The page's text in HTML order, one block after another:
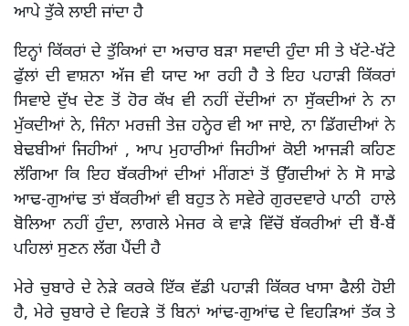
ਆਪੇ ਤੁੱਕੇ ਲਾਈ ਜਾਂਦਾ ਹੈ
ਇਨ੍ਹਾਂ ਕਿੱਕਰਾਂ ਦੇ ਤੁੱਕਿਆਂ ਦਾ ਅਚਾਰ ਬੜਾ ਸਵਾਦੀ ਹੁੰਦਾ ਸੀ ਤੇ ਖੱਟੇ-ਖੱਟੇ
ਫੁੱਲਾਂ ਦੀ ਵਾਸ਼ਨਾ ਅੱਜ ਵੀ ਯਾਦ ਆ ਰਹੀ ਹੈ ਤੇ ਇਹ ਪਹਾੜੀ ਕਿੱਕਰਾਂ
ਸਿਵਾਏ ਦੁੱਖ ਦੇਣ ਤੋਂ ਹੋਰ ਕੱਖ ਵੀ ਨਹੀਂ ਦੇਂਦੀਆਂ ਨਾ ਸੁੱਕਦੀਆਂ ਨੇ ਨਾ
ਮੁੱਕਦੀਆਂ ਨੇ, ਜਿੰਨਾ ਮਰਜ਼ੀ ਤੇਜ਼ ਹਨ੍ਹੇਰ ਵੀ ਆ ਜਾਏ, ਨਾ ਡਿੱਗਦੀਆਂ ਨੇ
ਬੇਢਬੀਆਂ ਜਿਹੀਆਂ , ਆਪ ਮੁਹਾਰੀਆਂ ਜਿਹੀਆਂ ਕੋਈ ਆਜੜੀ ਕਹਿਣ
ਲੱਗਿਆ ਕਿ ਇਹ ਬੱਕਰੀਆਂ ਦੀਆਂ ਮੀਂਗਣਾਂ ਤੋਂ ਉੱਗਦੀਆਂ ਨੇ ਸੋ ਸਾਡੇ
ਆਢ-ਗੁਆਂਢ ਤਾਂ ਬੱਕਰੀਆਂ ਵੀ ਬਹੁਤ ਨੇ ਸਵੇਰੇ ਗੁਰਦਵਾਰੇ ਪਾਠੀ ਹਾਲੇ
ਬੋਲਿਆ ਨਹੀਂ ਹੁੰਦਾ, ਲਾਗਲੇ ਮੇਜਰ ਕੇ ਵਾੜੇ ਵਿੱਚੋਂ ਬੱਕਰੀਆਂ ਦੀ ਬੈਂ-ਬੈਂ
ਪਹਿਲਾਂ ਸੁਣਨ ਲੱਗ ਪੈਂਦੀ ਹੈ
ਮੇਰੇ ਚੁਬਾਰੇ ਦੇ ਨੇੜੇ ਕਰਕੇ ਇੱਕ ਵੱਡੀ ਪਹਾੜੀ ਕਿੱਕਰ ਖਾਸਾ ਫੈਲੀ ਹੋਈ
ਹੈ, ਮੇਰੇ ਚੁਬਾਰੇ ਦੇ ਵਿਹੜੇ ਤੋਂ ਬਿਨਾਂ ਆਂਢ-ਗੁਆਂਢ ਦੇ ਵਿਹੜਿਆਂ ਤੱਕ ਤੇ